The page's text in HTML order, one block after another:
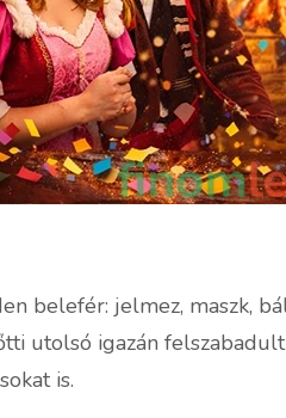
belefér: jelmez, maszk,
utolsó igazán
is.